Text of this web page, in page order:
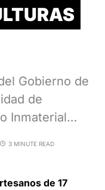
Gobierno de
de
Inmaterial…
3 MINUTE READ
de 17